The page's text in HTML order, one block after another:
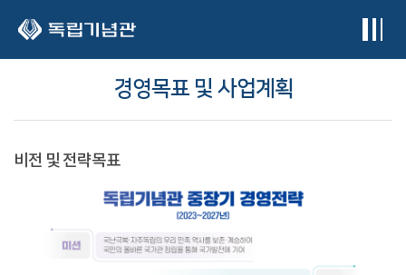
경영목표 및 사업계획
비전 및 전략목표